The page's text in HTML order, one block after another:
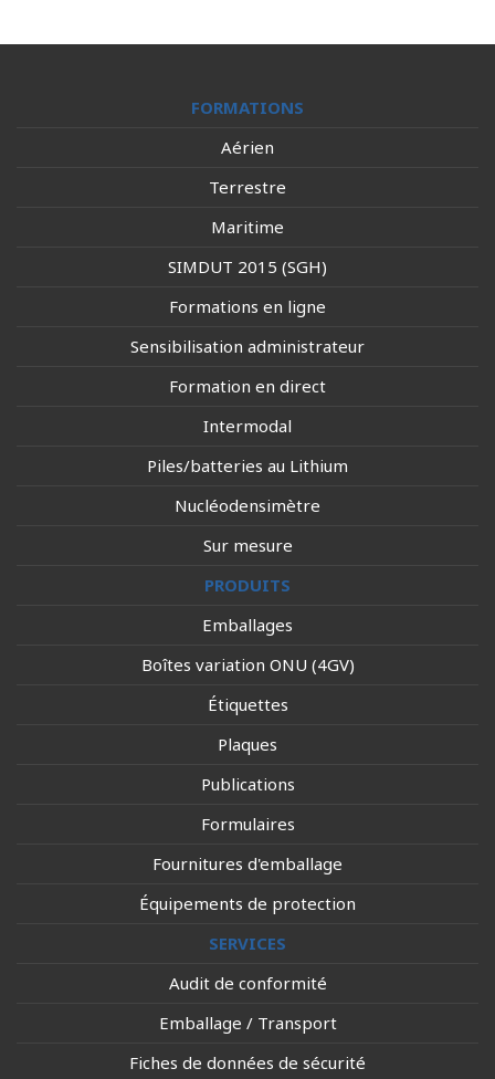
FORMATIONS
Aérien
Terrestre
Maritime
SIMDUT 2015 (SGH)
Formations en ligne
Sensibilisation administrateur
Formation en direct
Intermodal
Piles/batteries au Lithium
Nucléodensimètre
Sur mesure
PRODUITS
Emballages
Boîtes variation ONU (4GV)
Étiquettes
Plaques
Publications
Formulaires
Fournitures d'emballage
Équipements de protection
SERVICES
Audit de conformité
Emballage / Transport
Fiches de données de sécurité